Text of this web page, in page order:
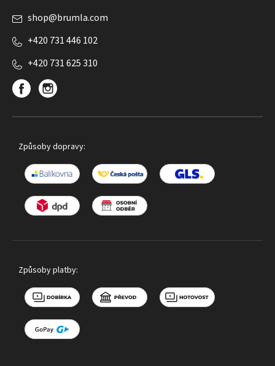
shop@brumla.com
+420 731 446 102
+420 731 625 310
Způsoby dopravy:
Způsoby platby: